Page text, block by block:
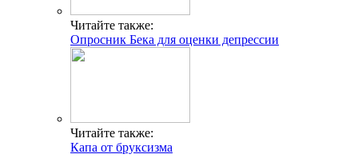
Читайте также:
Опросник Бека для оценки депрессии
Читайте также:
Капа от бруксизма